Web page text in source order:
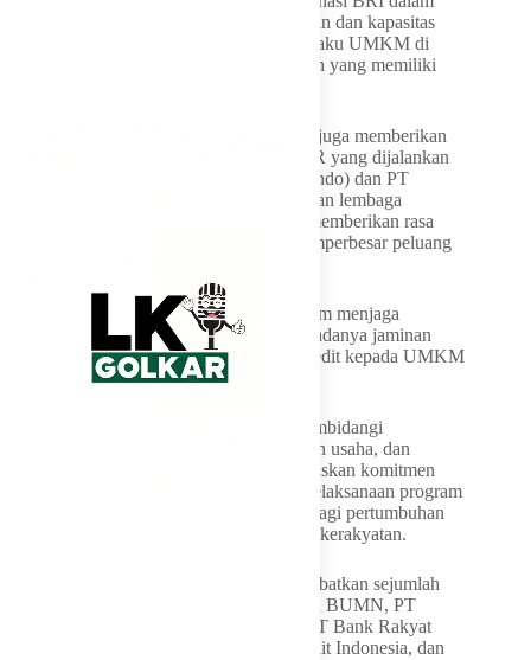
penyaluran KUR menunjukkan pengalaman dan kapasitas
besar bank tersebut dalam menjangkau pelaku UMKM di
berbagai daerah, termasuk wilayah-wilayah yang memiliki
Selain aspek penyaluran, Komisi VI DPR juga memberikan
perhatian terhadap sistem penjaminan KUR yang dijalankan
oleh PT Jaminan Kredit Indonesia (Jamkrindo) dan PT
Asuransi Kredit Indonesia (Askrindo). Peran lembaga
penjamin, jelasnya, dinilai penting untuk memberikan rasa
aman kepada bank penyalur sekaligus memperbesar peluang
“Penjaminan memiliki fungsi strategis dalam menjaga
keberlangsungan program KUR. Dengan adanya jaminan
terhadap risiko gagal bayar, penyaluran kredit kepada UMKM
dapat berjalan lebih optimal,” katanya.
Sebagai alat kelengkapan dewan yang membidangi
perdagangan, BUMN, koperasi, persaingan usaha, dan
perlindungan konsumen, pihaknya menegaskan komitmen
bahwa Komisi VI DPR akan mengawal pelaksanaan program
KUR supaya memberikan dampak nyata bagi pertumbuhan
ekonomi nasional dan penguatan ekonomi kerakyatan.
Dalam kunjungan kerja tersebut, turut melibatkan sejumlah
pihak terkait, antara lain Badan Pengaturan BUMN, PT
Danantara Asset Management (Persero), PT Bank Rakyat
Indonesia (Persero) Tbk, PT Jaminan Kredit Indonesia, dan